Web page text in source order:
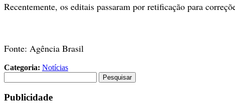
Recentemente, os editais passaram por retificação para
Fonte: Agência Brasil
Categoria: Notícias
por:
Publicidade